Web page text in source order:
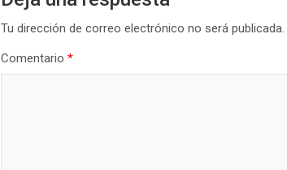
Tu dirección de correo electrónico no será publicada.
Comentario *